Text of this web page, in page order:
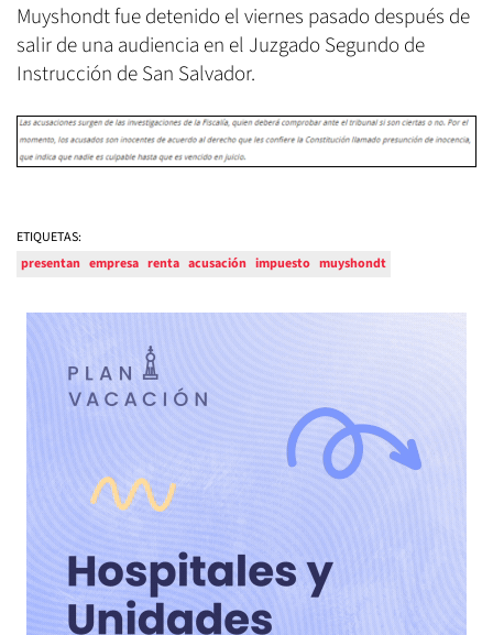
Muyshondt fue detenido el viernes pasado después de
salir de una audiencia en el Juzgado Segundo de
Instrucción de San Salvador.
ETIQUETAS:
presentan empresa renta acusación impuesto muyshondt